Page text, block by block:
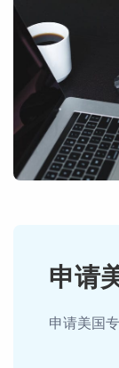
申请
申请美国